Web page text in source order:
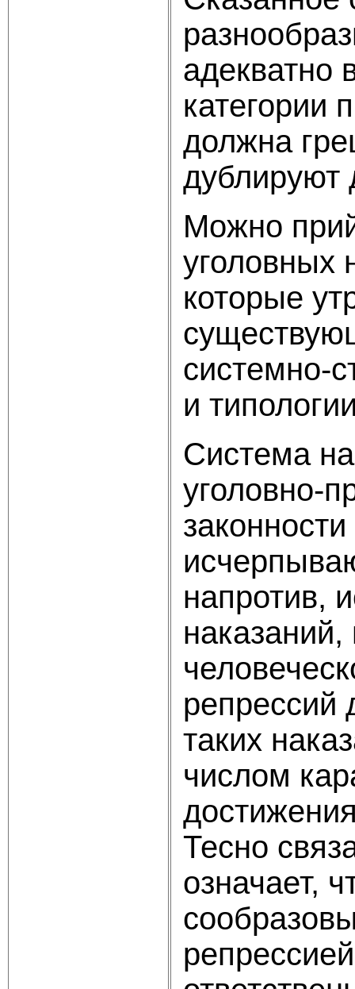
адекватно
категории
должна
дублируют
Можно
уголовных
которые
системно-
и
Система
уголовно-
напротив,
репрессий
таких
числом
Тесно
означает,